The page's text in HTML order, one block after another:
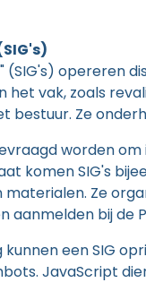
(SIG's) opereren
het vak, zoals
bestuur. Ze
worden
komen SIG's
Ze
aanmelden bij de
een SIG
JavaScript